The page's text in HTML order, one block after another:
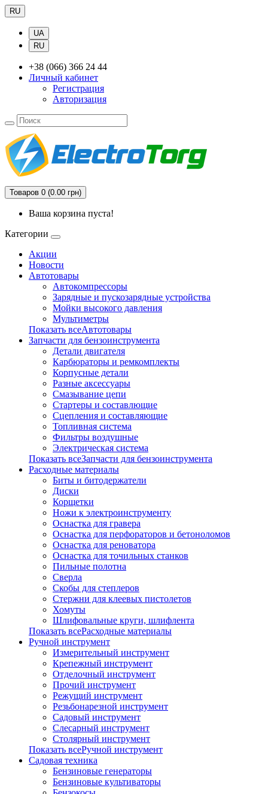
RU
UA
RU
+38 (066) 366 24 44
Личный кабинет
Регистрация
Авторизация
Товаров 0 (0.00 грн)
Ваша корзина пуста!
Категории
Акции
Новости
Автотовары
Автокомпрессоры
Зарядные и пускозарядные устройства
Мойки высокого давления
Мультиметры
Показать всеАвтотовары
Запчасти для бензоинструмента
Детали двигателя
Карбюраторы и ремкомплекты
Корпусные детали
Разные аксессуары
Смазывание цепи
Стартеры и составлющие
Сцепления и составляющие
Топливная система
Фильтры воздушные
Электрическая система
Показать всеЗапчасти для бензоинструмента
Расходные материалы
Биты и битодержатели
Диски
Корщетки
Ножи к электроинструменту
Оснастка для гравера
Оснастка для перфораторов и бетоноломов
Оснастка для реноватора
Оснастка для точильных станков
Пильные полотна
Сверла
Скобы для степлеров
Стержни для клеевых пистолетов
Хомуты
Шлифовальные круги, шлифлента
Показать всеРасходные материалы
Ручной инструмент
Измерительный инструмент
Крепежный инструмент
Отделочный инструмент
Прочий инструмент
Режущий инструмент
Резьбонарезной инструмент
Садовый инструмент
Слесарный инструмент
Столярный инструмент
Показать всеРучной инструмент
Садовая техника
Бензиновые генераторы
Бензиновые культиваторы